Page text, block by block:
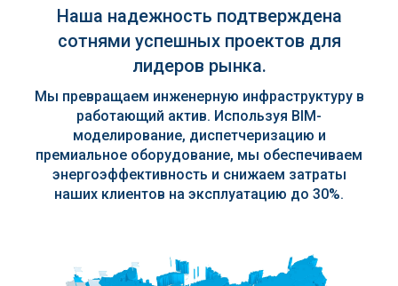
Наша надежность подтверждена
сотнями успешных проектов для
лидеров рынка.
Мы превращаем инженерную инфраструктуру в
работающий актив. Используя BIM-
моделирование, диспетчеризацию и
премиальное оборудование, мы обеспечиваем
энергоэффективность и снижаем затраты
наших клиентов на эксплуатацию до 30%.